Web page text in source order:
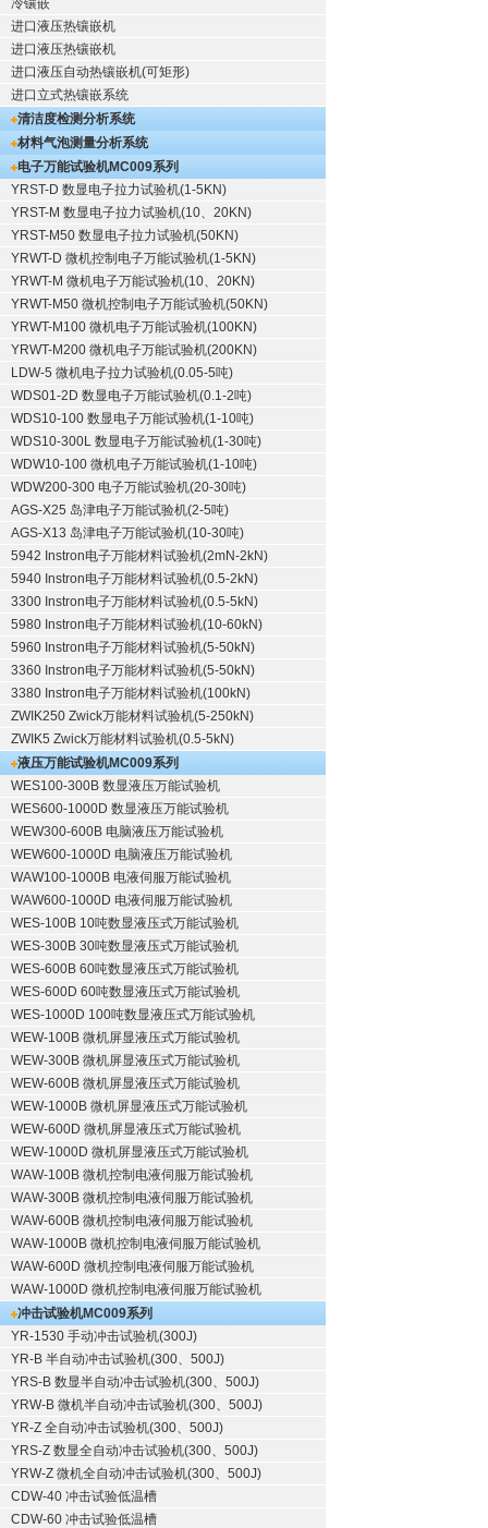
冷镶嵌
进口液压热镶嵌机
进口液压热镶嵌机
进口液压自动热镶嵌机(可矩形)
进口立式热镶嵌系统
清洁度检测分析系统
材料气泡测量分析系统
电子万能试验机MC009系列
YRST-D 数显电子拉力试验机(1-5KN)
YRST-M 数显电子拉力试验机(10、20KN)
YRST-M50 数显电子拉力试验机(50KN)
YRWT-D 微机控制电子万能试验机(1-5KN)
YRWT-M 微机电子万能试验机(10、20KN)
YRWT-M50 微机控制电子万能试验机(50KN)
YRWT-M100 微机电子万能试验机(100KN)
YRWT-M200 微机电子万能试验机(200KN)
LDW-5 微机电子拉力试验机(0.05-5吨)
WDS01-2D 数显电子万能试验机(0.1-2吨)
WDS10-100 数显电子万能试验机(1-10吨)
WDS10-300L 数显电子万能试验机(1-30吨)
WDW10-100 微机电子万能试验机(1-10吨)
WDW200-300 电子万能试验机(20-30吨)
AGS-X25 岛津电子万能试验机(2-5吨)
AGS-X13 岛津电子万能试验机(10-30吨)
5942 Instron电子万能材料试验机(2mN-2kN)
5940 Instron电子万能材料试验机(0.5-2kN)
3300 Instron电子万能材料试验机(0.5-5kN)
5980 Instron电子万能材料试验机(10-60kN)
5960 Instron电子万能材料试验机(5-50kN)
3360 Instron电子万能材料试验机(5-50kN)
3380 Instron电子万能材料试验机(100kN)
ZWIK250 Zwick万能材料试验机(5-250kN)
ZWIK5 Zwick万能材料试验机(0.5-5kN)
液压万能试验机MC009系列
WES100-300B 数显液压万能试验机
WES600-1000D 数显液压万能试验机
WEW300-600B 电脑液压万能试验机
WEW600-1000D 电脑液压万能试验机
WAW100-1000B 电液伺服万能试验机
WAW600-1000D 电液伺服万能试验机
WES-100B 10吨数显液压式万能试验机
WES-300B 30吨数显液压式万能试验机
WES-600B 60吨数显液压式万能试验机
WES-600D 60吨数显液压式万能试验机
WES-1000D 100吨数显液压式万能试验机
WEW-100B 微机屏显液压式万能试验机
WEW-300B 微机屏显液压式万能试验机
WEW-600B 微机屏显液压式万能试验机
WEW-1000B 微机屏显液压式万能试验机
WEW-600D 微机屏显液压式万能试验机
WEW-1000D 微机屏显液压式万能试验机
WAW-100B 微机控制电液伺服万能试验机
WAW-300B 微机控制电液伺服万能试验机
WAW-600B 微机控制电液伺服万能试验机
WAW-1000B 微机控制电液伺服万能试验机
WAW-600D 微机控制电液伺服万能试验机
WAW-1000D 微机控制电液伺服万能试验机
冲击试验机MC009系列
YR-1530 手动冲击试验机(300J)
YR-B 半自动冲击试验机(300、500J)
YRS-B 数显半自动冲击试验机(300、500J)
YRW-B 微机半自动冲击试验机(300、500J)
YR-Z 全自动冲击试验机(300、500J)
YRS-Z 数显全自动冲击试验机(300、500J)
YRW-Z 微机全自动冲击试验机(300、500J)
CDW-40 冲击试验低温槽
CDW-60 冲击试验低温槽